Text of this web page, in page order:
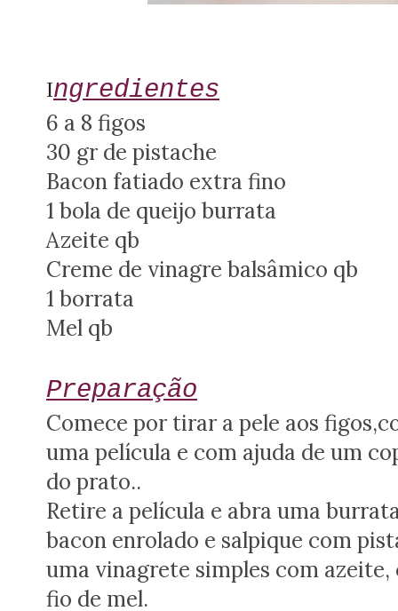
Ingredientes
6 a 8 figos
30 gr de pistache
Bacon fatiado extra fino
1 bola de queijo burrata
Azeite qb
Creme de vinagre balsâmico qb
1 borrata
Mel qb
Preparação
Comece por tirar a pele aos
uma película e com ajuda de um
do prato..
Retire a película e abra uma
bacon enrolado e salpique com
uma vinagrete simples com
fio de mel.